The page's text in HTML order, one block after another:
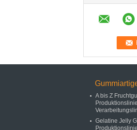
A bis Z
Gelatine Jelly